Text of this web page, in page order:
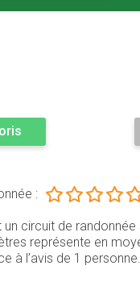
:
circuit de
représente en
à l’avis de 1 personne.